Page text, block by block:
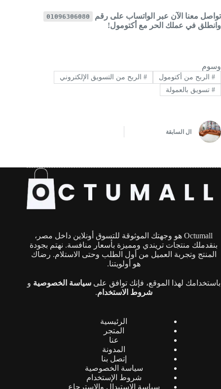
تواصل معنا الآن عبر الواتساب على رقم 01096306080
وانطلق في عملك الحر مع أكتومول!
وسوم
#الربح من أكتومول #الربح من التسويق الإلكتروني
#تسويق بالعمولة
ال السابقة
Octumall هو وجهتك الموثوقة للتسوق أونلاين داخل مصر،
بنقدملك منتجات تريندي ومميزة بأسعار منافسة. نهتم بجودة
المنتج وتجربة العميل من أول الطلب وحتى الاستلام. رضاك
هو أولويتنا.
باستخدامك لهذا الموقع، فإنك توافق علىسياسة الخصوصية و
شروط الاستخدام.
الرئيسية
المتجر
عنا
المدونة
إتصل بنا
سياسة الخصوصية
شروط الإستخدام
سياسة الإستبدال والإسترجاع